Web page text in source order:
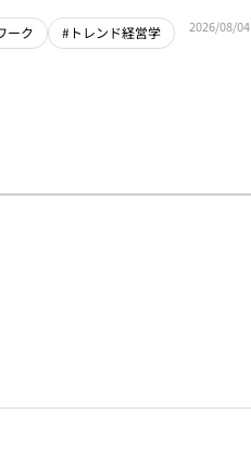
ーク #トレンド経営学 2026/08/04